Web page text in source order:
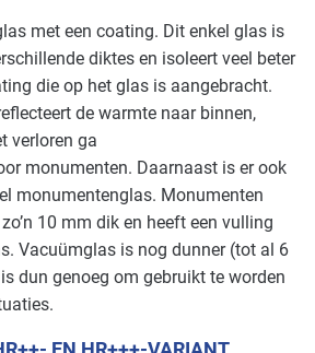
met een coating. Dit enkel glas is
diktes en isoleert veel beter
die op het glas is aangebracht.
de warmte naar binnen,
verloren ga
monumenten. Daarnaast is er ook
monumentenglas. Monumenten
10 mm dik en heeft een vulling
Vacuümglas is nog dunner (tot al 6
dun genoeg om gebruikt te worden